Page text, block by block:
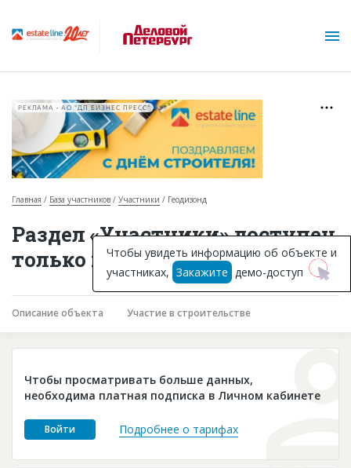
Горячие объекты
База строящихся объектов
Инвестпроекты
Глоссарий
Платные услуги
Пресс-релизы
РЕКЛАМА • АО "ДП БИЗНЕС ПРЕСС"
Главная База участников Участники Геодизонд
Раздел «Участники» доступен
только подписчикам
Описание объекта Участие в строительстве
Чтобы просматривать больше данных,
необходима платная подписка в Личном кабинете
Войти Подробнее о тарифах
Чтобы увидеть информацию об объекте и
участниках, Закажите демо-доступ